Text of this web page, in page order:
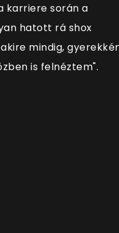
karriere során a
hatott rá shox
mindig,
is felnéztem".